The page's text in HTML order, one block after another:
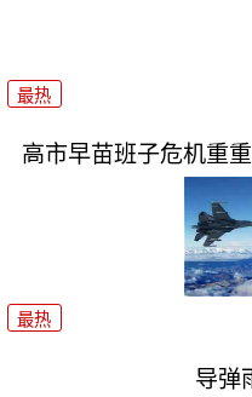
最热
高市早苗班子危机重
最热
导弹